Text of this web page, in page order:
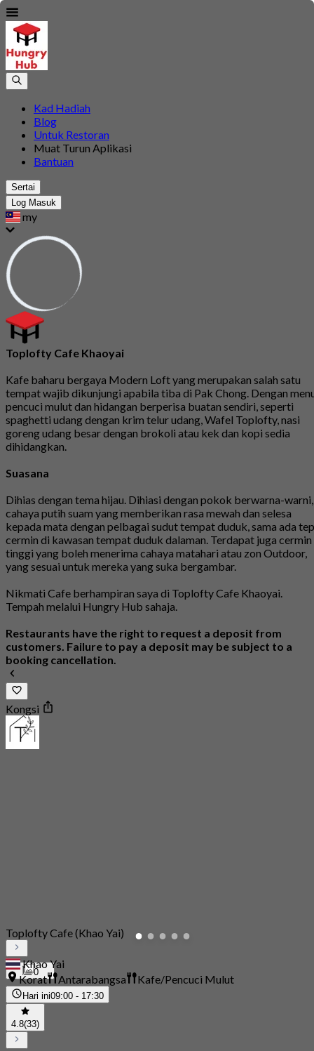
Kad Hadiah
Blog
Untuk Restoran
Muat Turun Aplikasi
Bantuan
Sertai
Log Masuk
my
Toplofty Cafe Khaoyai
Kafe baharu bergaya Modern Loft yang merupakan salah satu
tempat wajib dikunjungi apabila tiba di Pak Chong. Dengan
pencuci mulut dan hidangan berperisa buatan sendiri, seperti
spaghetti udang dengan krim telur udang, Wafel Toplofty, nasi
goreng udang besar dengan brokoli atau kek dan kopi sedia
dihidangkan.
Suasana
Dihias dengan tema hijau. Dihiasi dengan pokok berwarna-warni,
cahaya putih suam yang memberikan rasa mewah dan selesa
kepada mata dengan pelbagai sudut tempat duduk, sama ada
cermin di kawasan tempat duduk dalaman. Terdapat juga cermin
tinggi yang boleh menerima cahaya matahari atau zon Outdoor,
yang sesuai untuk mereka yang suka bergambar.
Nikmati Cafe berhampiran saya di Toplofty Cafe Khaoyai.
Tempah melalui Hungry Hub sahaja.
Restaurants have the right to request a deposit from
customers. Failure to pay a deposit may be subject to a
booking cancellation.
Kongsi
0
Toplofty Cafe (Khao Yai)
Khao Yai
Korat
Antarabangsa Kafe/Pencuci Mulut
Hari ini09:00 - 17:30
4.8(33)